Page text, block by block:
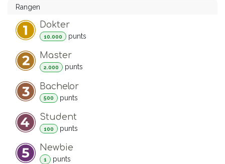
Rangen
Dokter
10.000 punts
Master
2.000 punts
Bachelor
500 punts
Student
100 punts
Newbie
1 punts